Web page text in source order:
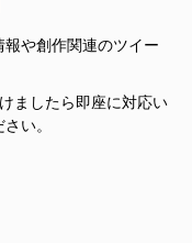
や創作関連のツイー
ましたら即座に対応い
い。